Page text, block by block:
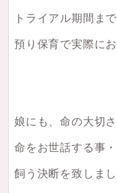
トライアル期間ま
預り保育で実際に
娘にも、命の大切
命をお世話する事
飼う決断を致しまし